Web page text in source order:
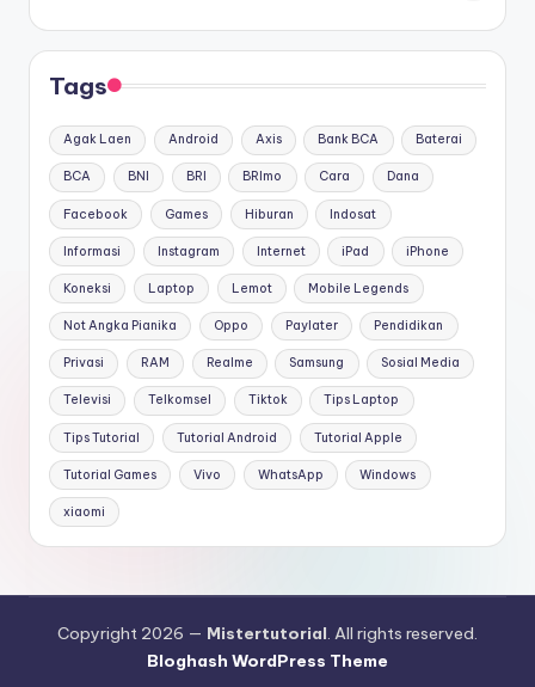
Tags
Agak Laen Android Axis Bank BCA Baterai
BCA BNI BRI BRImo Cara Dana
Facebook Games Hiburan Indosat
Informasi Instagram Internet iPad iPhone
Koneksi Laptop Lemot Mobile Legends
Not Angka Pianika Oppo Paylater Pendidikan
Privasi RAM Realme Samsung Sosial Media
Televisi Telkomsel Tiktok Tips Laptop
Tips Tutorial Tutorial Android Tutorial Apple
Tutorial Games Vivo WhatsApp Windows
xiaomi
Copyright 2026 — Mistertutorial. All rights reserved.
Bloghash WordPress Theme